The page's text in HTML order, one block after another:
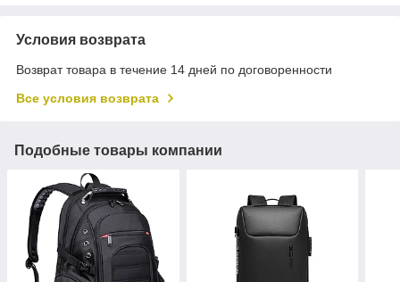
Условия возврата
Возврат товара в течение 14 дней по договоренности
Все условия возврата
Подобные товары компании